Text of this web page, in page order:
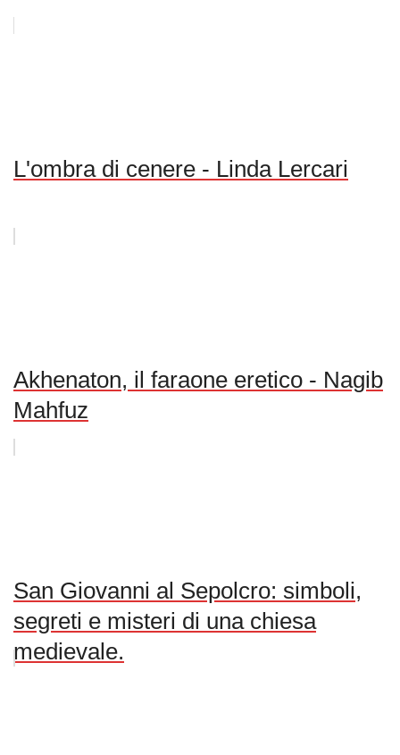
L'ombra di cenere - Linda Lercari
Akhenaton, il faraone eretico - Nagib
Mahfuz
San Giovanni al Sepolcro: simboli,
segreti e misteri di una chiesa
medievale.